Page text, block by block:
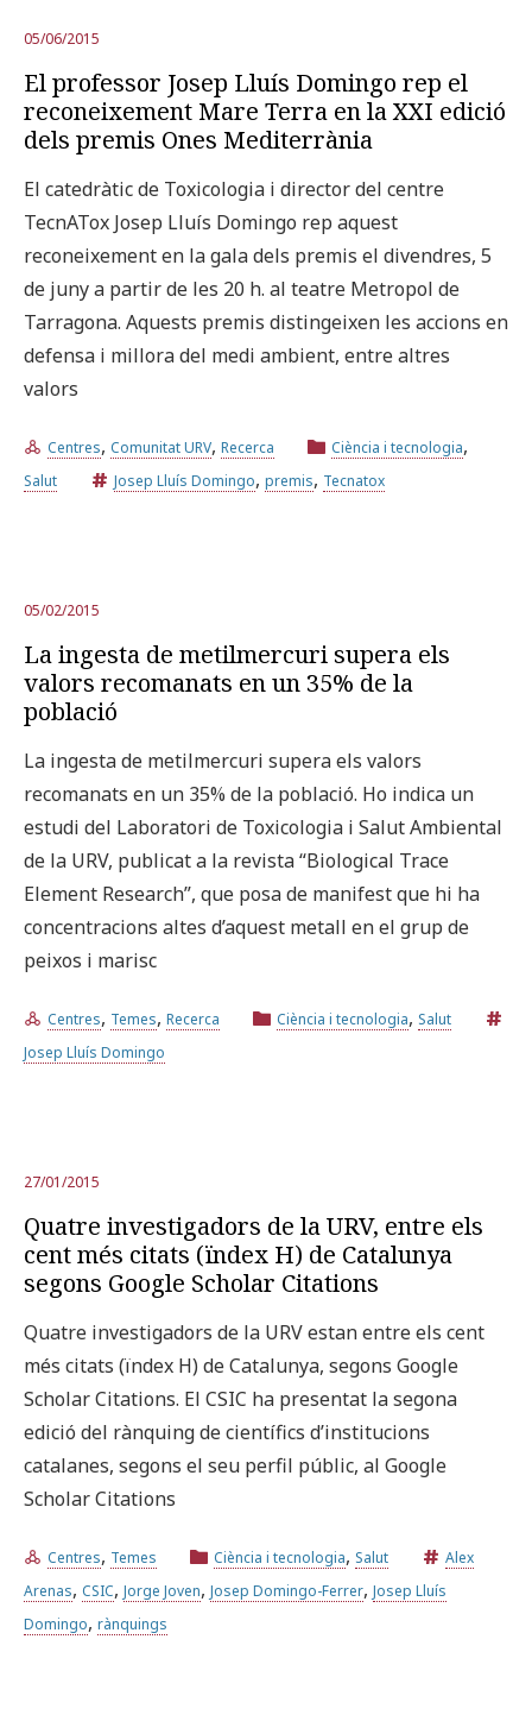
05/06/2015
El professor Josep Lluís Domingo rep el
reconeixement Mare Terra en la XXI edició
dels premis Ones Mediterrània
El catedràtic de Toxicologia i director del centre
TecnATox Josep Lluís Domingo rep aquest
reconeixement en la gala dels premis el divendres, 5
de juny a partir de les 20 h. al teatre Metropol de
Tarragona. Aquests premis distingeixen les accions en
defensa i millora del medi ambient, entre altres
valors
Centres, Comunitat URV, Recerca Ciència i tecnologia,
Salut Josep Lluís Domingo, premis, Tecnatox
05/02/2015
La ingesta de metilmercuri supera els
valors recomanats en un 35% de la
població
La ingesta de metilmercuri supera els valors
recomanats en un 35% de la població. Ho indica un
estudi del Laboratori de Toxicologia i Salut Ambiental
de la URV, publicat a la revista “Biological Trace
Element Research”, que posa de manifest que hi ha
concentracions altes d’aquest metall en el grup de
peixos i marisc
Centres, Temes, Recerca Ciència i tecnologia, Salut
Josep Lluís Domingo
27/01/2015
Quatre investigadors de la URV, entre els
cent més citats (ïndex H) de Catalunya
segons Google Scholar Citations
Quatre investigadors de la URV estan entre els cent
més citats (ïndex H) de Catalunya, segons Google
Scholar Citations. El CSIC ha presentat la segona
edició del rànquing de científics d’institucions
catalanes, segons el seu perfil públic, al Google
Scholar Citations
Centres, Temes Ciència i tecnologia, Salut
Alex
Arenas, CSIC, Jorge Joven, Josep Domingo-Ferrer, Josep Lluís
Domingo, rànquings